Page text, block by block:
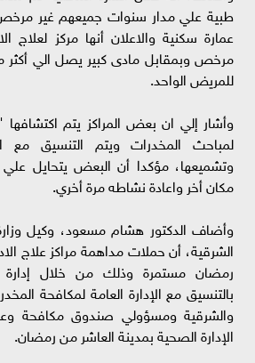
طبية علي مدار سنوات جميعهم غير
عمارة سكنية والاعلان أنها مركز لعلاج
للمريض الواحد.
وأشار إلي ان بعض المراكز يتم
لمباحث المخدرات ويتم التنسيق مع
وتشميعها، مؤكدا أن البعض يتحايل علي
مكان أخر واعادة نشاطه مرة أخري.
وأضاف الدكتور هشام مسعود، وكيل
الشرقية، أن حملات مداهمة مراكز علاج
رمضان مستمرة وذلك من خلال إدارة
بالتنسيق مع الإدارة العامة لمكافحة
والشرقية ومسؤولي صندوق مكافحة
الإدارة الصحية بمدينة العاشر من رمضان.